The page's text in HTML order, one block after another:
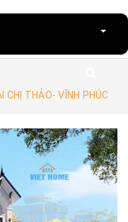
CHỊ THẢO- VĨNH PHÚC